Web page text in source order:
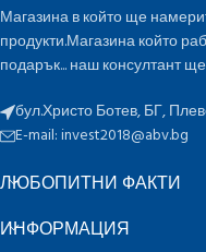
Магазина в който ще
продукти.Магазина който
подарък... наш консултант
бул.Христо Ботев, БГ,
E-mail:invest2018@abv.bg
ЛЮБОПИТНИ ФАКТИ
ИНФОРМАЦИЯ